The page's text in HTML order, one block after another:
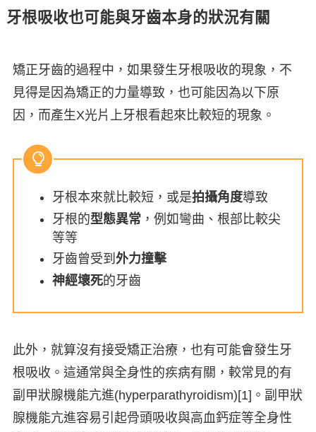
牙根吸收也可能與牙齒本身的狀況有關
矯正牙齒的過程中，如果發生牙根吸收的現象，不
見得是因為矯正的力量導致，也可能因為以下原
因，而產生X光片上牙根看起來比較短的現象。
牙根本來就比較短，或是拍攝角度導致
牙根的型態異常，例如彎曲、根部比較尖
等等
牙齒曾受到 外力撞擊
神經壞死的牙齒
此外，就算沒有接受矯正治療，也有可能會發生牙
根吸收。這通常與全身性的疾病有關，較常見的有
副甲狀腺機能亢進(hyperparathyroidism)[1]。副甲狀
腺機能亢進容易引起骨頭吸收與高血鈣症等全身性